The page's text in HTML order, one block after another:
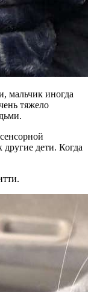
мальчик иногда
тяжело
дети. Когда